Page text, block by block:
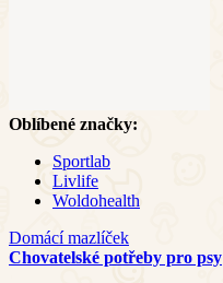
Oblíbené značky:
Sportlab
Livlife
Woldohealth
Domácí mazlíček
Chovatelské potřeby pro psy